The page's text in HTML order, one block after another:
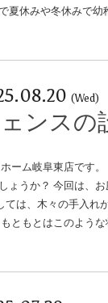
夏休みや冬休みで
(Wed)
ンスの
ーム岐阜東店です
ょうか？ 今回は、
は、木々の手入れ
ともとはこのよう